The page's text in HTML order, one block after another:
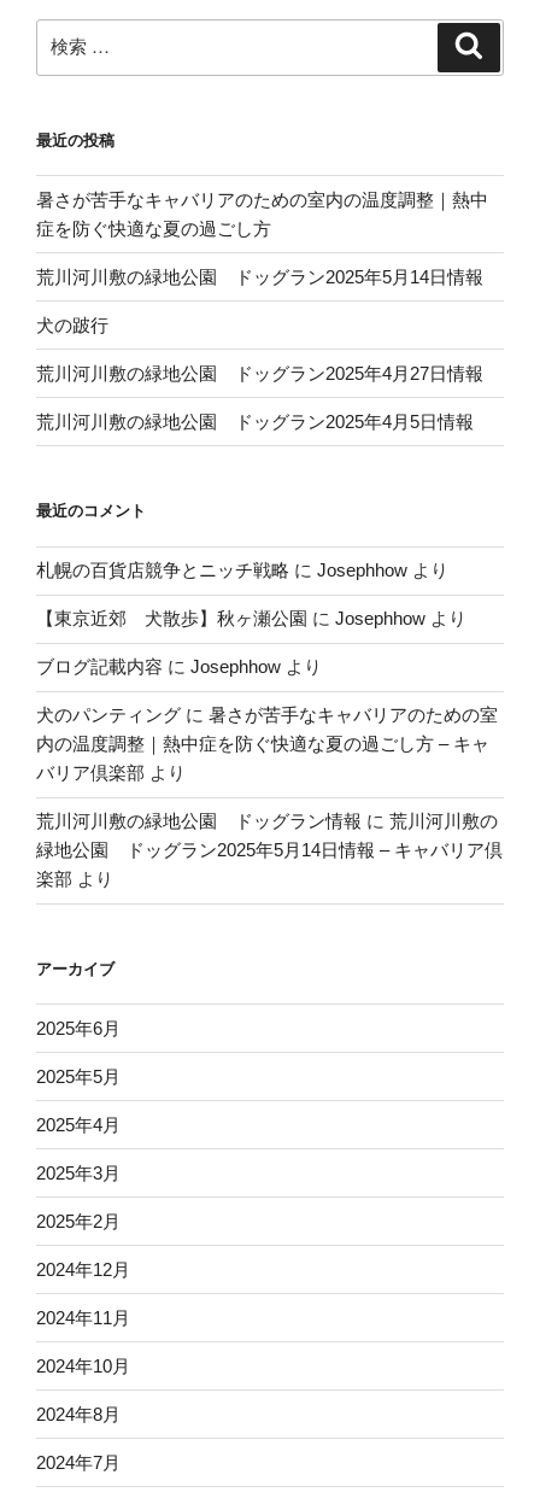
ン
索:
最近の投稿
暑さが苦手なキャバリアのための室内の温度調整｜熱中
症を防ぐ快適な夏の過ごし方
荒川河川敷の緑地公園 ドッグラン2025年5月14日情報
犬の跛行
荒川河川敷の緑地公園 ドッグラン2025年4月27日情報
荒川河川敷の緑地公園 ドッグラン2025年4月5日情報
最近のコメント
札幌の百貨店競争とニッチ戦略 に Josephhow より
【東京近郊 犬散歩】秋ヶ瀬公園 に Josephhow より
ブログ記載内容 に Josephhow より
犬のパンティング に 暑さが苦手なキャバリアのための室
内の温度調整｜熱中症を防ぐ快適な夏の過ごし方 – キャ
バリア倶楽部 より
荒川河川敷の緑地公園 ドッグラン情報 に 荒川河川敷の
緑地公園 ドッグラン2025年5月14日情報 – キャバリア倶
楽部 より
アーカイブ
2025年6月
2025年5月
2025年4月
2025年3月
2025年2月
2024年12月
2024年11月
2024年10月
2024年8月
2024年7月